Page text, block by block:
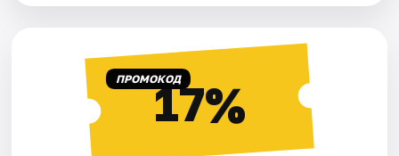
ПРОМОКОД17%